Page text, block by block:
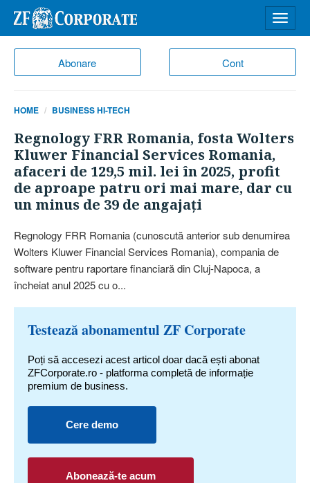
Abonare Cont
meniu
HOME BUSINESS HI-TECH
Regnology FRR Romania, fosta Wolters
Kluwer Financial Services Romania,
afaceri de 129,5 mil. lei în 2025, profit
de aproape patru ori mai mare, dar cu
un minus de 39 de angajaţi
Regnology FRR Romania (cunoscută anterior sub denumirea
Wolters Kluwer Financial Services Romania), compania de
software pentru raportare financiară din Cluj-Napoca, a
încheiat anul 2025 cu o...
Testează abonamentul ZF Corporate
Poți să accesezi acest articol doar dacă ești abonat
ZFCorporate.ro - platforma completă de informație
premium de business.
Cere demo
Abonează-te acum